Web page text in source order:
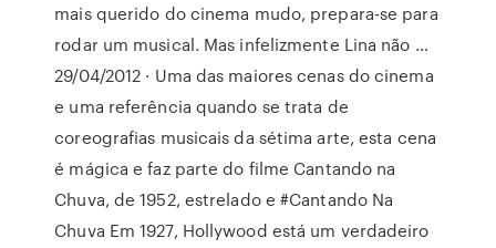
mais querido do cinema mudo, prepara-se para
rodar um musical. Mas infelizmente Lina não …
29/04/2012 · Uma das maiores cenas do cinema
e uma referência quando se trata de
coreografias musicais da sétima arte, esta cena
é mágica e faz parte do filme Cantando na
Chuva, de 1952, estrelado e #Cantando Na
Chuva Em 1927, Hollywood está um verdadeiro